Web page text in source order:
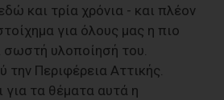
και τρία χρόνια - και πλέον
για όλους μας η πιο
σωστή υλοποίησή του.
την Περιφέρεια Αττικής.
για τα θέματα αυτά η